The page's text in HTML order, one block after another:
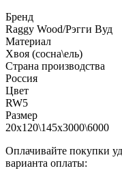
Бренд
Raggy Wood/Рэгги Вуд
Материал
Хвоя (сосна\ель)
Страна производства
Россия
Цвет
RW5
Размер
20х120\145х3000\6000
Оплачивайте покупки
варианта оплаты: